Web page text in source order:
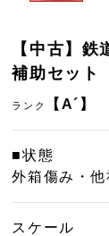
【中古】
補助セット
ランク 【A´】
■状態
外箱傷み・
スケール